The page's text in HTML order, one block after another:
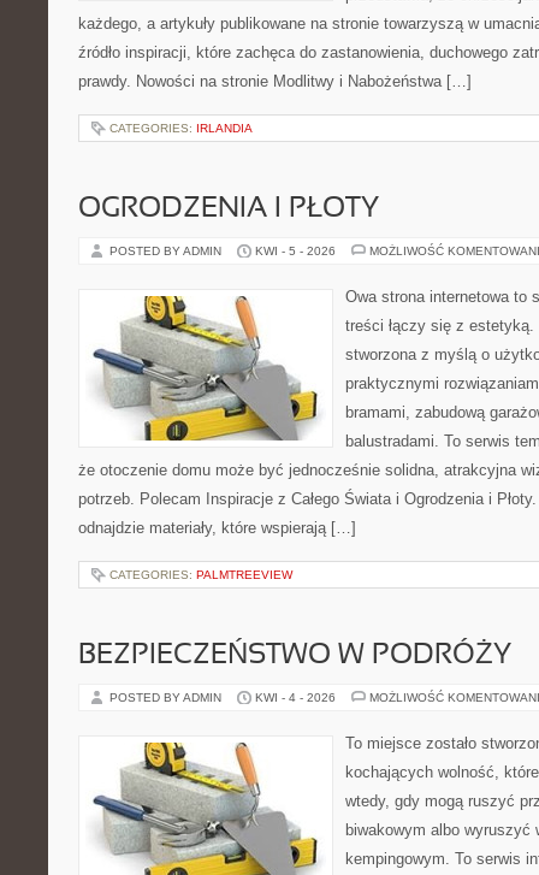
każdego, a artykuły publikowane na stronie towarzyszą w
źródło inspiracji, które zachęca do zastanowienia, duchowego
prawdy. Nowości na stronie Modlitwy i Nabożeństwa […]
CATEGORIES: IRLANDIA
OGRODZENIA I PŁOTY
POSTED BY ADMIN KWI - 5 - 2026 MOŻLIWOŚĆ
Owa strona internetowa to
treści łączy się z estetyką.
stworzona z myślą o
praktycznymi
bramami, zabudową
balustradami. To serwis
że otoczenie domu może być jednocześnie solidna, atrakcyjna
potrzeb. Polecam Inspiracje z Całego Świata i Ogrodzenia i
odnajdzie materiały, które wspierają […]
CATEGORIES: PALMTREEVIEW
BEZPIECZEŃSTWO W PODRÓŻY
POSTED BY ADMIN KWI - 4 - 2026 MOŻLIWOŚĆ
To miejsce zostało
kochających wolność,
wtedy, gdy mogą ruszyć
biwakowym albo wyruszyć
kempingowym. To serwis